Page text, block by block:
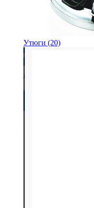
Утюги (20)